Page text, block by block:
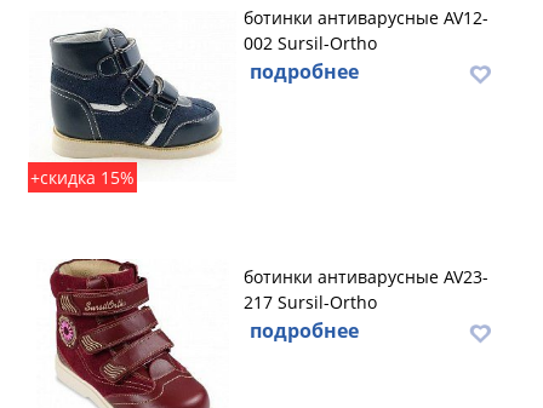
+скидка 15%
ботинки антиварусные AV12-
002 Sursil-Ortho
подробнее
ботинки антиварусные AV23-
217 Sursil-Ortho
подробнее